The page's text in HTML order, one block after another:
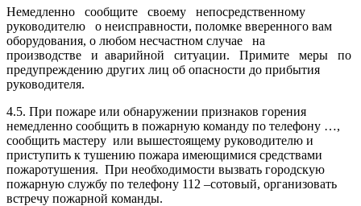
Немедленно сообщите своему непосредственному
руководителю о неисправности, поломке вверенного вам
оборудования, о любом несчастном случае на
производстве и аварийной ситуации. Примите меры по
предупреждению других лиц об опасности до прибытия
руководителя.
4.5. При пожаре или обнаружении признаков горения
немедленно сообщить в пожарную команду по телефону …,
сообщить мастеру или вышестоящему руководителю и
приступить к тушению пожара имеющимися средствами
пожаротушения. При необходимости вызвать городскую
пожарную службу по телефону 112 –сотовый, организовать
встречу пожарной команды.